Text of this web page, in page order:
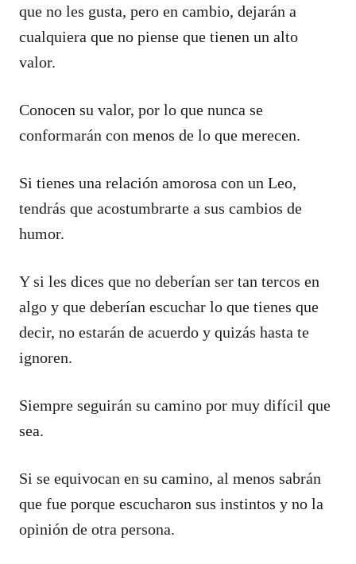
que no les gusta, pero en cambio, dejarán a
cualquiera que no piense que tienen un alto
valor.
Conocen su valor, por lo que nunca se
conformarán con menos de lo que merecen.
Si tienes una relación amorosa con un Leo,
tendrás que acostumbrarte a sus cambios de
humor.
Y si les dices que no deberían ser tan tercos en
algo y que deberían escuchar lo que tienes que
decir, no estarán de acuerdo y quizás hasta te
ignoren.
Siempre seguirán su camino por muy difícil que
sea.
Si se equivocan en su camino, al menos sabrán
que fue porque escucharon sus instintos y no la
opinión de otra persona.